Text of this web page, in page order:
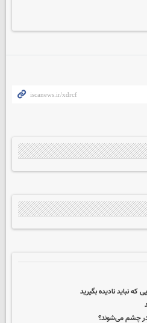
نباید نادیده بگیرید
چشم می‌شوند؟